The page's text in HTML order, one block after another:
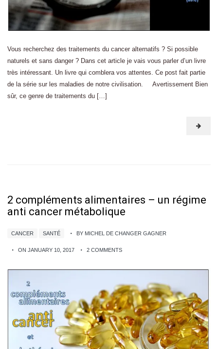
Vous recherchez des traitements du cancer alternatifs ? Si possible
naturels et sans danger ? Dans cet article je vais vous parler d’un livre
très intéressant. Un livre qui comblera vos attentes. Ce post fait partie
de la série sur les maladies de notre civilisation. Avertissement Bien
sûr, ce genre de traitements du […]
2 compléments alimentaires – un régime
anti cancer métabolique
CANCER SANTÉ BY MICHEL DE CHANGER GAGNER
ON JANUARY 10, 2017 2 COMMENTS